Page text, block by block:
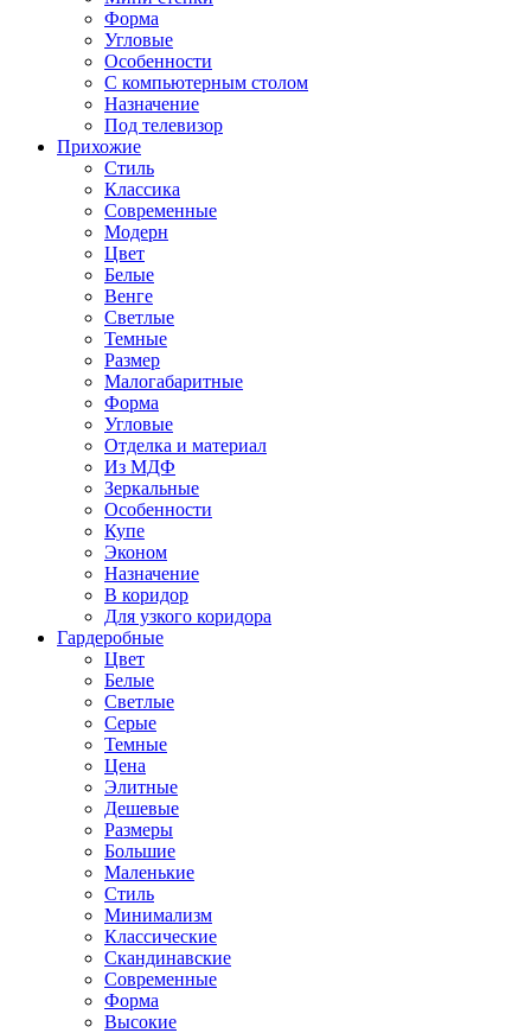
Форма
Угловые
Особенности
С компьютерным столом
Назначение
Под телевизор
Прихожие
Стиль
Классика
Современные
Модерн
Цвет
Белые
Венге
Светлые
Темные
Размер
Малогабаритные
Форма
Угловые
Отделка и материал
Из МДФ
Зеркальные
Особенности
Купе
Эконом
Назначение
В коридор
Для узкого коридора
Гардеробные
Цвет
Белые
Светлые
Серые
Темные
Цена
Элитные
Дешевые
Размеры
Большие
Маленькие
Стиль
Минимализм
Классические
Скандинавские
Современные
Форма
Высокие